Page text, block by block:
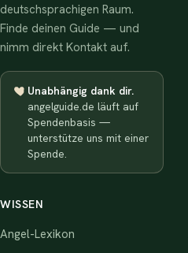
deutschsprachigen Raum.
Finde deinen Guide — und
nimm direkt Kontakt auf.
Unabhängig dank dir.
angelguide.de läuft auf
Spendenbasis —
unterstütze uns mit einer
Spende.
WISSEN
Angel-Lexikon